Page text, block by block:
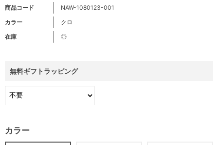
商品コード
NAW-1080123-001
カラー
クロ
在庫
◎
無料ギフトラッピング
カラー